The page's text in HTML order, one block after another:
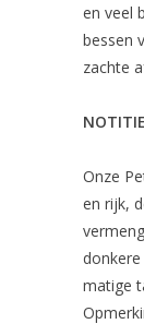
en veel
bessen
zachte
Onze
en rijk,
matige